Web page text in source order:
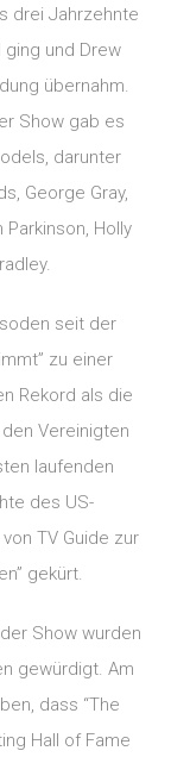
drei Jahrzehnte
ging und Drew
übernahm.
Show gab es
darunter
George Gray,
Holly
seit der
zu einer
Rekord als die
Vereinigten
laufenden
des US-
TV Guide zur
gekürt.
Show wurden
gewürdigt. Am
dass “The
Hall of Fame